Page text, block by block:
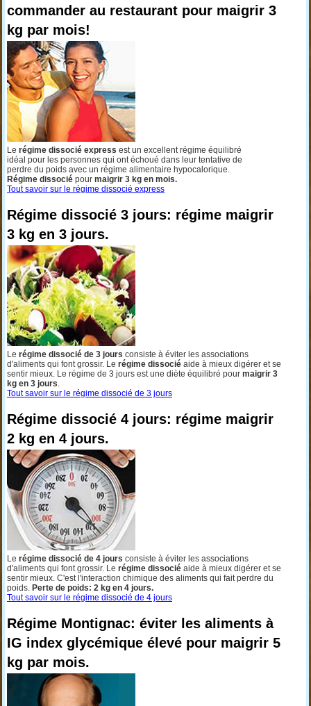
commander au restaurant pour maigrir 3
kg par mois!
Le régime dissocié express est un excellent régime équilibré
idéal pour les personnes qui ont échoué dans leur tentative de
perdre du poids avec un régime alimentaire hypocalorique.
Régime dissociépour maigrir 3 kg en mois.
Tout savoir sur le régime dissocié express
Régime dissocié 3 jours: régime maigrir
3 kg en 3 jours.
Le régime dissocié de 3 jours consiste à éviter les associations
d'aliments qui font grossir. Le régime dissociéaide à mieux digérer et se
sentir mieux. Le régime de 3 jours est une diète équilibré pour maigrir 3
kg en 3 jours.
Tout savoir sur le régime dissocié de 3 jours
Régime dissocié 4 jours: régime maigrir
2 kg en 4 jours.
Le régime dissocié de 4 jours consiste à éviter les associations
d'aliments qui font grossir. Le régime dissociéaide à mieux digérer et se
sentir mieux. C'est l'interaction chimique des aliments qui fait perdre du
poids. Perte de poids: 2 kg en 4 jours.
Tout savoir sur le régime dissocié de 4 jours
Régime Montignac: éviter les aliments à
IG index glycémique élevé pour maigrir 5
kg par mois.